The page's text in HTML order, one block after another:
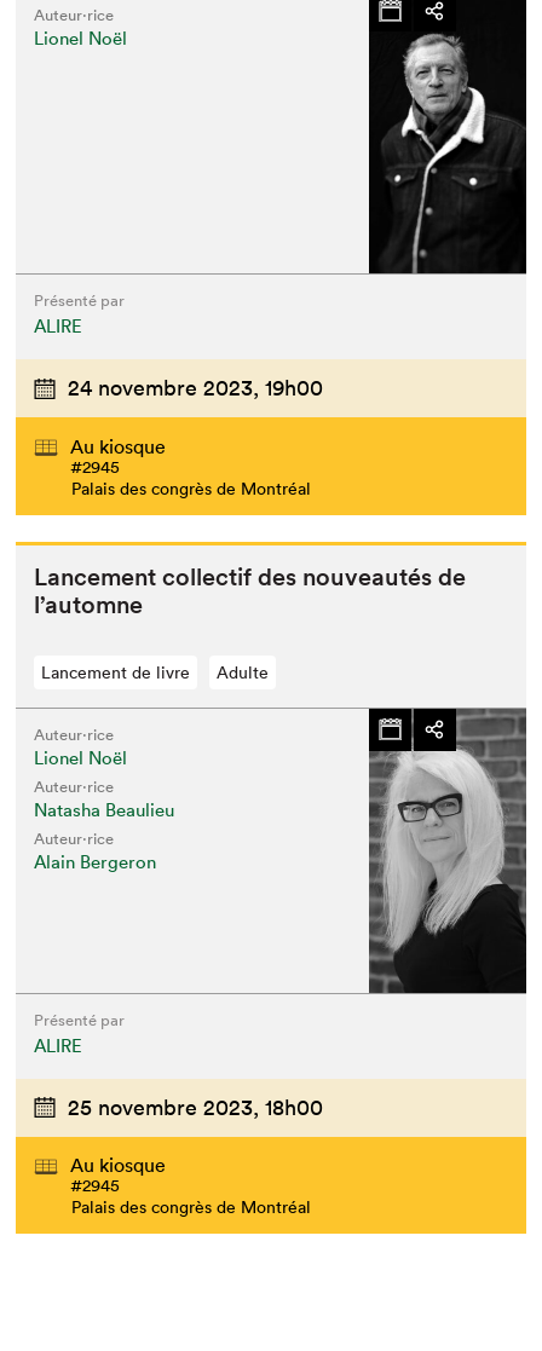
Que cherchez-vous?
Auteur·rice
Lionel Noël
Présenté par
ALIRE
24 novembre 2023, 19h00
Au kiosque
#2945
Palais des congrès de Montréal
Lance­ment col­lec­tif des nou­veautés de
l’automne
Lancement de livre Adulte
Auteur·rice
Lionel Noël
Auteur·rice
Natasha Beaulieu
Auteur·rice
Alain Bergeron
Présenté par
ALIRE
25 novembre 2023, 18h00
Au kiosque
#2945
Palais des congrès de Montréal